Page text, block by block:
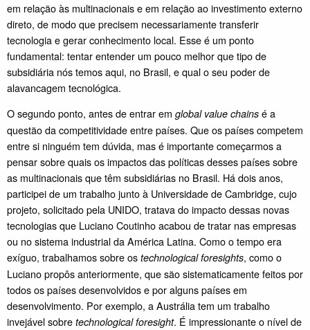
em relação às multinacionais e em relação ao investimento externo
direto, de modo que precisem necessariamente transferir
tecnologia e gerar conhecimento local. Esse é um ponto
fundamental: tentar entender um pouco melhor que tipo de
subsidiária nós temos aqui, no Brasil, e qual o seu poder de
alavancagem tecnológica.
O segundo ponto, antes de entrar em global value chains é a
questão da competitividade entre países. Que os países competem
entre si ninguém tem dúvida, mas é importante começarmos a
pensar sobre quais os impactos das políticas desses países sobre
as multinacionais que têm subsidiárias no Brasil. Há dois anos,
participei de um trabalho junto à Universidade de Cambridge, cujo
projeto, solicitado pela UNIDO, tratava do impacto dessas novas
tecnologias que Luciano Coutinho acabou de tratar nas empresas
ou no sistema industrial da América Latina. Como o tempo era
exíguo, trabalhamos sobre os technological foresights, como o
Luciano propôs anteriormente, que são sistematicamente feitos por
todos os países desenvolvidos e por alguns países em
desenvolvimento. Por exemplo, a Austrália tem um trabalho
invejável sobre technological foresight. É impressionante o nível de